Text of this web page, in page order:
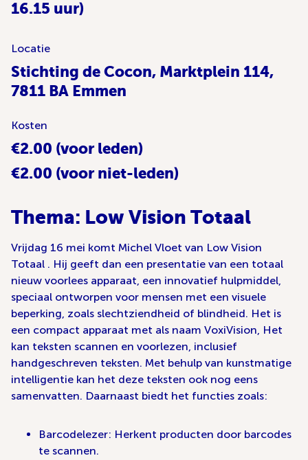
16.15 uur)
Locatie
Stichting de Cocon, Marktplein 114,
7811 BA Emmen
Kosten
€2.00 (voor leden)
€2.00 (voor niet-leden)
Thema: Low Vision Totaal
Vrijdag 16 mei komt Michel Vloet van Low Vision
Totaal . Hij geeft dan een presentatie van een totaal
nieuw voorlees apparaat, een innovatief hulpmiddel,
speciaal ontworpen voor mensen met een visuele
beperking, zoals slechtziendheid of blindheid. Het is
een compact apparaat met als naam VoxiVision, Het
kan teksten scannen en voorlezen, inclusief
handgeschreven teksten. Met behulp van kunstmatige
intelligentie kan het deze teksten ook nog eens
samenvatten. Daarnaast biedt het functies zoals:
Barcodelezer: Herkent producten door barcodes
te scannen.